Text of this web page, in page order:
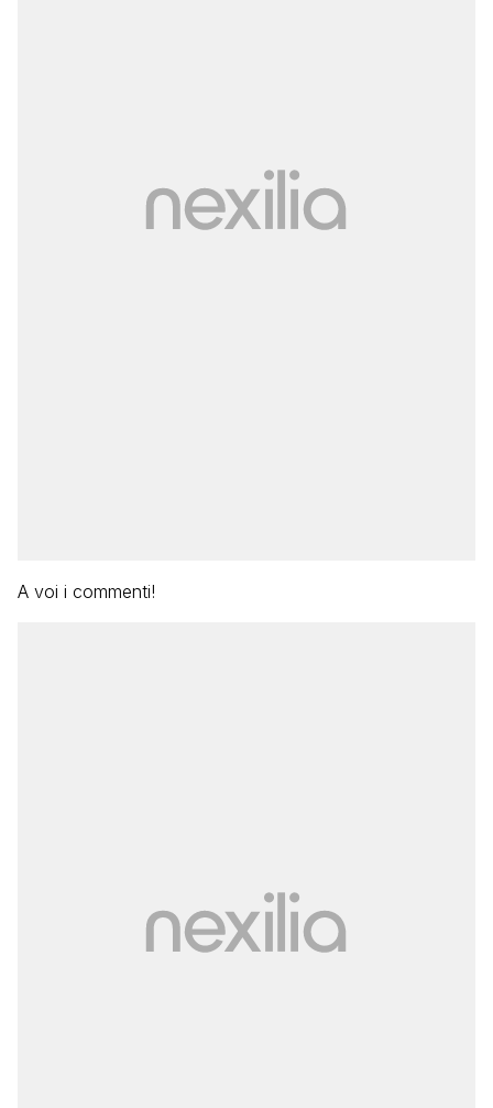
A voi i commenti!